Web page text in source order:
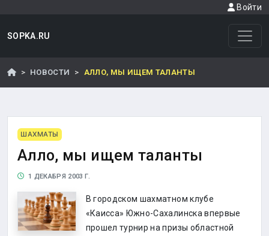
Войти
SOPKA.RU
НОВОСТИ АЛЛО, МЫ ИЩЕМ ТАЛАНТЫ
ШАХМАТЫ
Алло, мы ищем таланты
1 ДЕКАБРЯ 2003 Г.
В городском шахматном клубе
«Каисса» Южно-Сахалинска впервые
прошел турнир на призы областной